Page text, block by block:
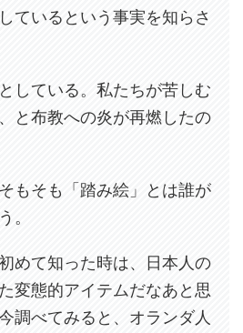
ているという事実を知らさ
している。私たちが苦しむ
と布教への炎が再燃したの
もそも「踏み絵」とは誰が
。
めて知った時は、日本人の
変態的アイテムだなあと思
調べてみると、オランダ人